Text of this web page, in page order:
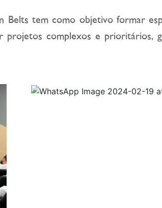
Belts tem como objetivo formar
projetos complexos e